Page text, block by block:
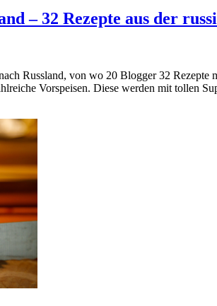
– 32 Rezepte aus der
Russland, von wo 20 Blogger 32
Vorspeisen. Diese werden mit tollen